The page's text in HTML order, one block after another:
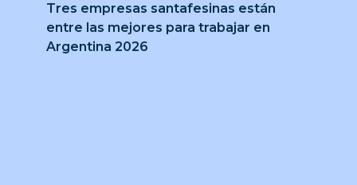
Tres empresas santafesinas están
entre las mejores para trabajar en
Argentina 2026